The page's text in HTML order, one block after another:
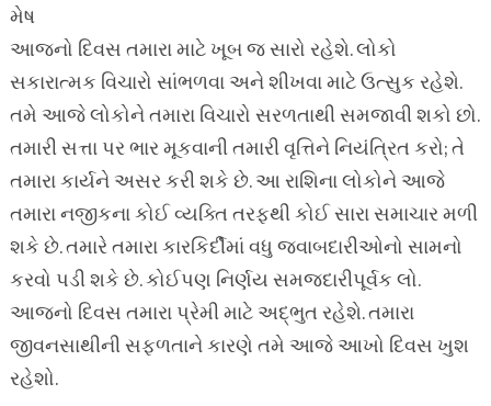
મેષ
આજનો દિવસ તમારા માટે ખૂબ જ સારો રહેશે. લોકો
સકારાત્મક વિચારો સાંભળવા અને શીખવા માટે ઉત્સુક રહેશે.
તમે આજે લોકોને તમારા વિચારો સરળતાથી સમજાવી શકો છો.
તમારી સત્તા પર ભાર મૂકવાની તમારી વૃત્તિને નિયંત્રિત કરો; તે
તમારા કાર્યને અસર કરી શકે છે. આ રાશિના લોકોને આજે
તમારા નજીકના કોઈ વ્યક્તિ તરફથી કોઈ સારા સમાચાર મળી
શકે છે. તમારે તમારા કારકિર્દીમાં વધુ જવાબદારીઓનો સામનો
કરવો પડી શકે છે. કોઈપણ નિર્ણય સમજદારીપૂર્વક લો.
આજનો દિવસ તમારા પ્રેમી માટે અદ્ભુત રહેશે. તમારા
જીવનસાથીની સફળતાને કારણે તમે આજે આખો દિવસ ખુશ
રહેશો.